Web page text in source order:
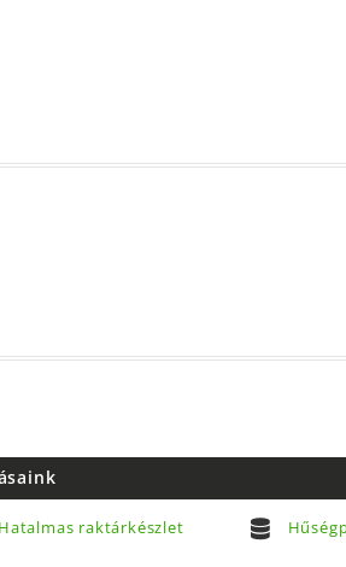
Hatalmas raktárkészlet